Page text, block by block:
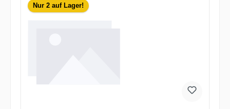
Nur 2 auf Lager!